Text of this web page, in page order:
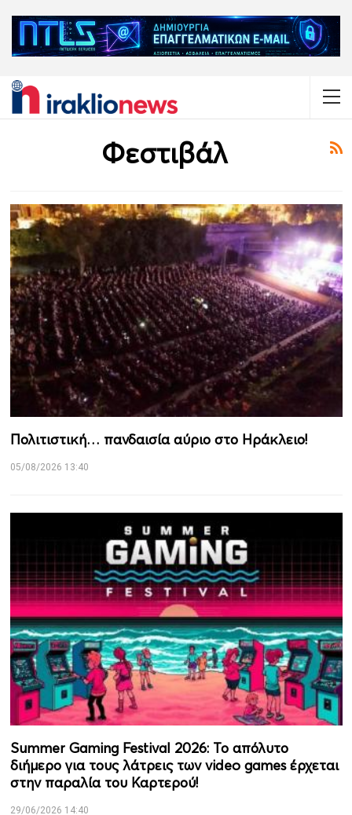
Φεστιβάλ
Πολιτιστική… πανδαισία αύριο στο Ηράκλειο!
05/08/2026 13:40
Summer Gaming Festival 2026: Το απόλυτο
διήμερο για τους λάτρεις των video games έρχεται
στην παραλία του Καρτερού!
29/06/2026 14:40